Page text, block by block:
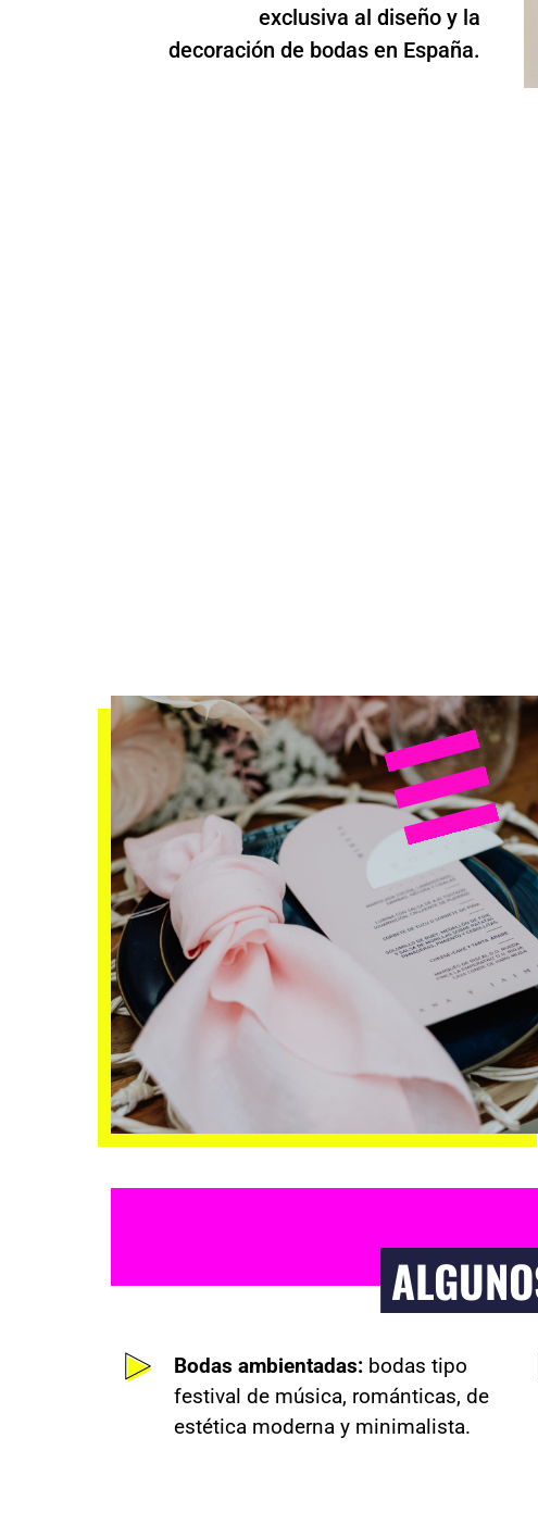
exclusiva al diseño y la
decoración de bodas en España.
Bodas ambientadas:bodas tipo
festival de música, románticas, de
estética moderna y minimalista.